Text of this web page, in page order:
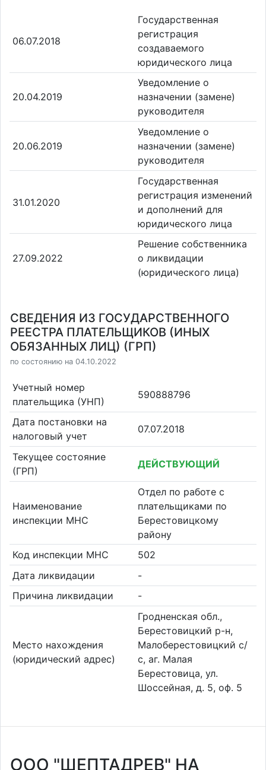
06.07.2018
Государственная
регистрация
создаваемого
юридического лица
20.04.2019
Уведомление о
назначении (замене)
руководителя
20.06.2019
Уведомление о
назначении (замене)
руководителя
31.01.2020
Государственная
регистрация изменений
и дополнений для
юридического лица
27.09.2022
Решение собственника
о ликвидации
(юридического лица)
СВЕДЕНИЯ ИЗ ГОСУДАРСТВЕННОГО
РЕЕСТРА ПЛАТЕЛЬЩИКОВ (ИНЫХ
ОБЯЗАННЫХ ЛИЦ) (ГРП)
по состоянию на 04.10.2022
Учетный номер
плательщика (УНП)
590888796
Дата постановки на
налоговый учет
07.07.2018
Текущее состояние
(ГРП)
ДЕЙСТВУЮЩИЙ
Наименование
инспекции МНС
Отдел по работе с
плательщиками по
Берестовицкому
району
Код инспекции МНС
502
Дата ликвидации
-
Причина ликвидации
-
Место нахождения
(юридический адрес)
Гродненская обл.,
Берестовицкий р-н,
Малоберестовицкий с/
с, аг. Малая
Берестовица, ул.
Шоссейная, д. 5, оф. 5
ООО "ШЕПТАДРЕВ" НА